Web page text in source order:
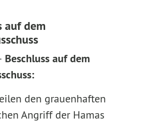
auf dem
Beschluss auf dem
den grauenhaften
Angriff der Hamas